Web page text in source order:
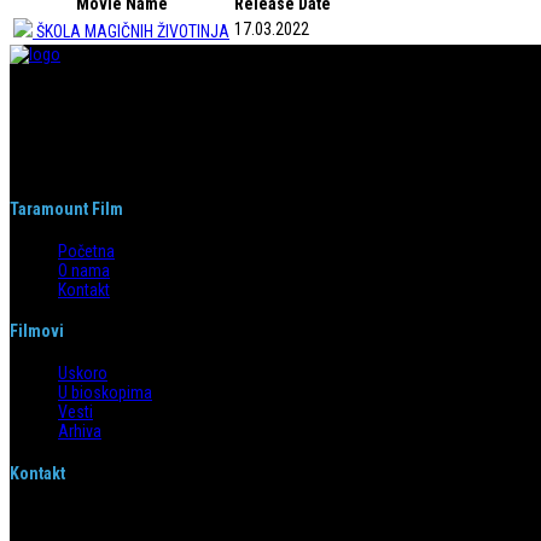
ŠKOLA MAGIČNIH ŽIVOTINJA 17.03.2022
Taramount Film
Početna
O nama
Kontakt
Filmovi
Uskoro
U bioskopima
Vesti
Arhiva
Kontakt